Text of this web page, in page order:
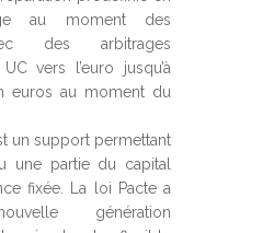
au moment des
des arbitrages
vers l’euro jusqu’à
euros au moment du
un support permettant
une partie du capital
fixée. La loi Pacte a
génération